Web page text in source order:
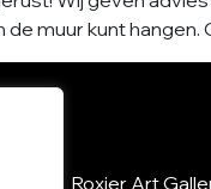
muur kunt
Roxier Art